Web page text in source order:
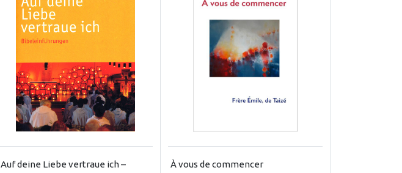
Auf deine Liebe vertraue ich –
À vous de commencer